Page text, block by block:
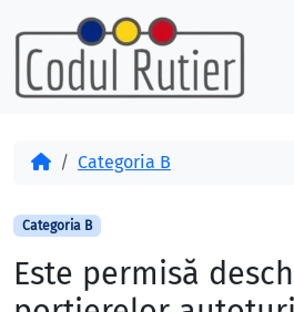
Skip to content
Skip to footer
AcasăCategoria B
Categoria B
Este permisă